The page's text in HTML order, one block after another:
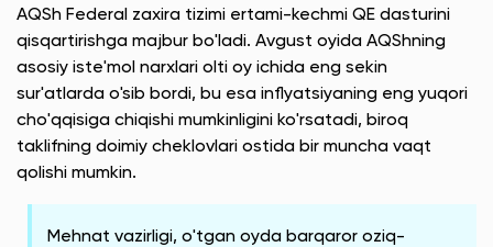
AQSh Federal zaxira tizimi ertami-kechmi QE dasturini
qisqartirishga majbur bo'ladi. Avgust oyida AQShning
asosiy iste'mol narxlari olti oy ichida eng sekin
sur'atlarda o'sib bordi, bu esa inflyatsiyaning eng yuqori
cho'qqisiga chiqishi mumkinligini ko'rsatadi, biroq
taklifning doimiy cheklovlari ostida bir muncha vaqt
qolishi mumkin.
Mehnat vazirligi, o'tgan oyda barqaror oziq-